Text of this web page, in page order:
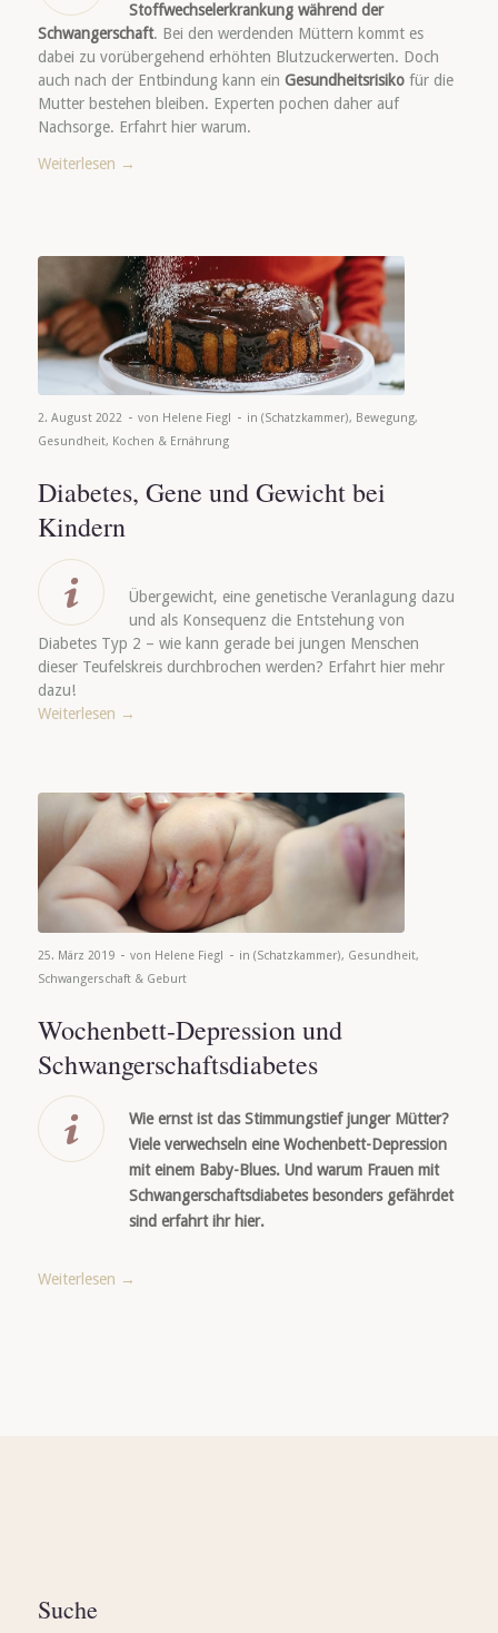
Stoffwechselerkrankung während der
Schwangerschaft. Bei den werdenden Müttern kommt es
dabei zu vorübergehend erhöhten Blutzuckerwerten. Doch
auch nach der Entbindung kann ein Gesundheitsrisiko für die
Mutter bestehen bleiben. Experten pochen daher auf
Nachsorge. Erfahrt hier warum.
Weiterlesen →
2. August 2022 - von Helene Fiegl - in (Schatzkammer), Bewegung,
Gesundheit, Kochen & Ernährung
Diabetes, Gene und Gewicht bei
Kindern
Übergewicht, eine genetische Veranlagung dazu
und als Konsequenz die Entstehung von
Diabetes Typ 2 – wie kann gerade bei jungen Menschen
dieser Teufelskreis durchbrochen werden? Erfahrt hier mehr
dazu!
Weiterlesen →
25. März 2019 - von Helene Fiegl - in (Schatzkammer), Gesundheit,
Schwangerschaft & Geburt
Wochenbett-Depression und
Schwangerschaftsdiabetes
Wie ernst ist das Stimmungstief junger Mütter?
Viele verwechseln eine Wochenbett-Depression
mit einem Baby-Blues. Und warum Frauen mit
Schwangerschaftsdiabetes besonders gefährdet
sind erfahrt ihr hier.
Weiterlesen →
Suche